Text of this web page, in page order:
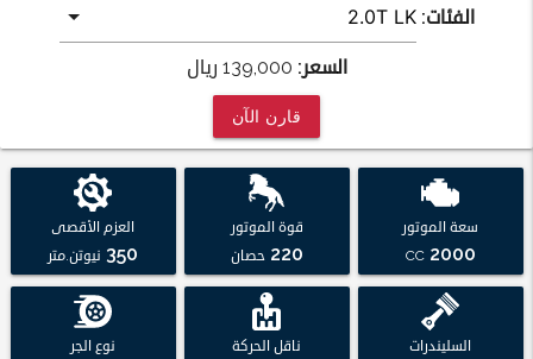
الفئات:
السعر: 139,000 ريال
قارن الآن
سعة الموتور
2000
CC
قوة الموتور
220 حصان
العزم الأقصى
350 نيوتن.متر
السليندرات ناقل الحركة نوع الجر